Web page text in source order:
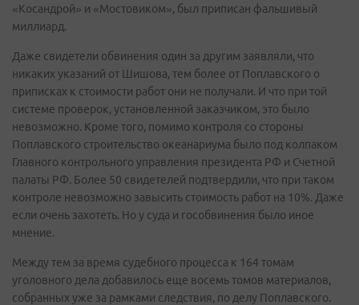
«Косандрой» и «Мостовиком», был приписан фальшивый
миллиард.
Даже свидетели обвинения один за другим заявляли, что
никаких указаний от Шишова, тем более от Поплавского о
приписках к стоимости работ они не получали. И что при той
системе проверок, установленной заказчиком, это было
невозможно. Кроме того, помимо контроля со стороны
Поплавского строительство океанариума было под колпаком
Главного контрольного управления президента РФ и Счетной
палаты РФ. Более 50 свидетелей подтвердили, что при таком
контроле невозможно завысить стоимость работ на 10%. Даже
если очень захотеть. Но у суда и гособвинения было иное
мнение.
Между тем за время судебного процесса к 164 томам
уголовного дела добавилось еще восемь томов материалов,
собранных уже за рамками следствия, по делу Поплавского.